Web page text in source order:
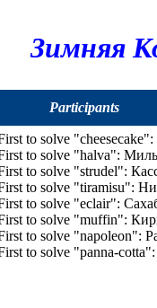
Зимняя
Participants
to solve
to solve "halva":
to solve "strudel":
to solve "tiramisu":
to solve "eclair":
to solve "muffin":
to solve "napoleon":
to solve "panna-